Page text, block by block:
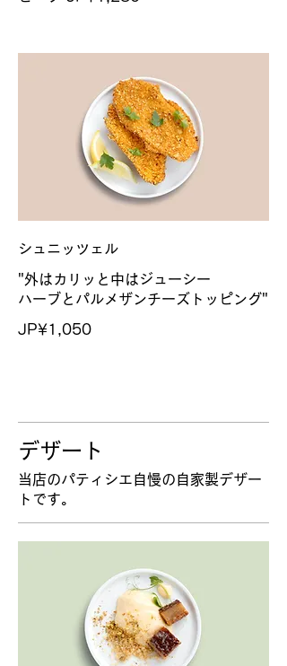
シュニッツェル
"外はカリッと中はジューシー
ハーブとパルメザンチーズトッピング"
JP¥1,050
デザート
当店のパティシエ自慢の自家製デザー
トです。